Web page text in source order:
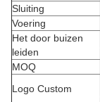
Sluiting
Voering
Het door buizen
leiden
MOQ
Logo Custom